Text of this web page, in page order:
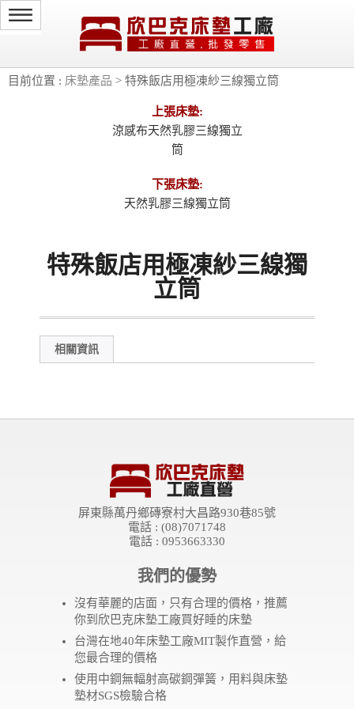
目前位置 : 床墊產品 > 特殊飯店用極凍紗三線獨立筒
上張床墊:
涼感布天然乳膠三線獨立
筒
下張床墊:
天然乳膠三線獨立筒
特殊飯店用極凍紗三線獨
立筒
相關資訊
屏東縣萬丹鄉磚寮村大昌路930巷85號
電話 : (08)7071748
電話 : 0953663330
我們的優勢
沒有華麗的店面，只有合理的價格，推薦
你到欣巴克床墊工廠買好睡的床墊
台灣在地40年床墊工廠MIT製作直營，給
您最合理的價格
使用中鋼無輻射高碳鋼彈簧，用料與床墊
墊材SGS檢驗合格